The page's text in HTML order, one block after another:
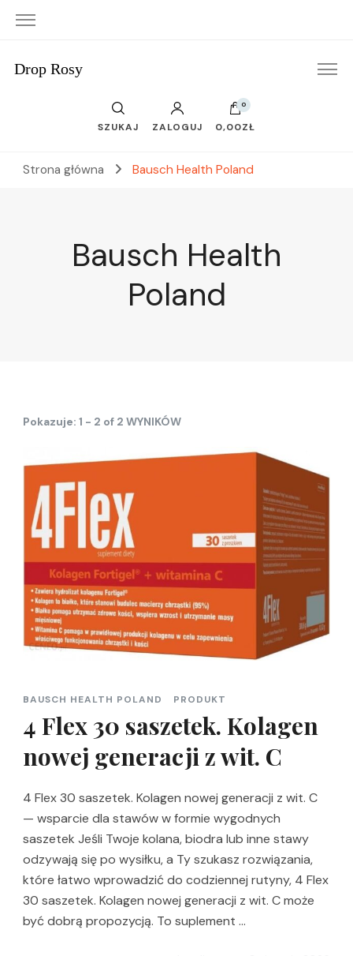
Drop Rosy
SZUKAJ ZALOGUJ
0
0,00ZŁ
Strona główna Bausch Health Poland
Bausch Health
Poland
Pokazuje: 1 - 2 of 2 WYNIKÓW
BAUSCH HEALTH POLAND PRODUKT
4 Flex 30 saszetek. Kolagen
nowej generacji z wit. C
4 Flex 30 saszetek. Kolagen nowej generacji z wit. C
— wsparcie dla stawów w formie wygodnych
saszetek Jeśli Twoje kolana, biodra lub inne stawy
odzywają się po wysiłku, a Ty szukasz rozwiązania,
które łatwo wprowadzić do codziennej rutyny, 4 Flex
30 saszetek. Kolagen nowej generacji z wit. C może
być dobrą propozycją. To suplement …